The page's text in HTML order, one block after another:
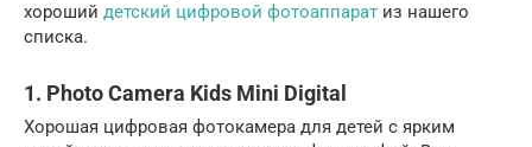
хороший детский цифровой фотоаппарат из нашего
списка.
1. Photo Camera Kids Mini Digital
Хорошая цифровая фотокамера для детей с ярким